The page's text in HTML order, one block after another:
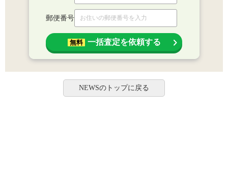
郵便番号
無料 一括査定を依頼する
NEWSのトップに戻る